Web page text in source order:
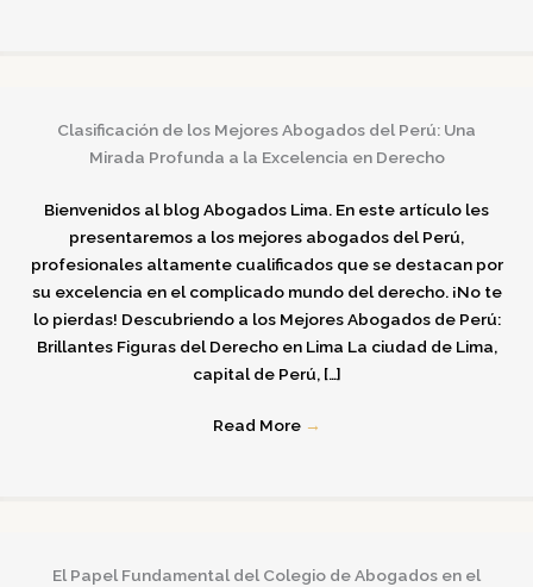
Clasificación de los Mejores Abogados del Perú: Una
Mirada Profunda a la Excelencia en Derecho
Bienvenidos al blog Abogados Lima. En este artículo les
presentaremos a los mejores abogados del Perú,
profesionales altamente cualificados que se destacan por
su excelencia en el complicado mundo del derecho. ¡No te
lo pierdas! Descubriendo a los Mejores Abogados de Perú:
Brillantes Figuras del Derecho en Lima La ciudad de Lima,
capital de Perú, […]
Read More →
El Papel Fundamental del Colegio de Abogados en el